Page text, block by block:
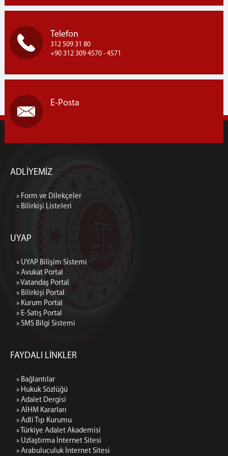
Telefon
312 509 31 80
+90 312 309 4570 - 4571
E-Posta
ADLİYEMİZ
» Form ve Dilekçeler
» Bilirkişi Listeleri
UYAP
» UYAP Bilişim Sistemi
» Avukat Portal
» Vatandaş Portal
» Bilirkişi Portal
» Kurum Portal
» E-Satış Portal
» SMS Bilgi Sistemi
FAYDALI LİNKLER
» Bağlantılar
» Hukuk Sözlüğü
» Adalet Dergisi
» AİHM Kararları
» Adli Tıp Kurumu
» Türkiye Adalet Akademisi
» Uzlaştırma İnternet Sitesi
» Arabuluculuk İnternet Sitesi